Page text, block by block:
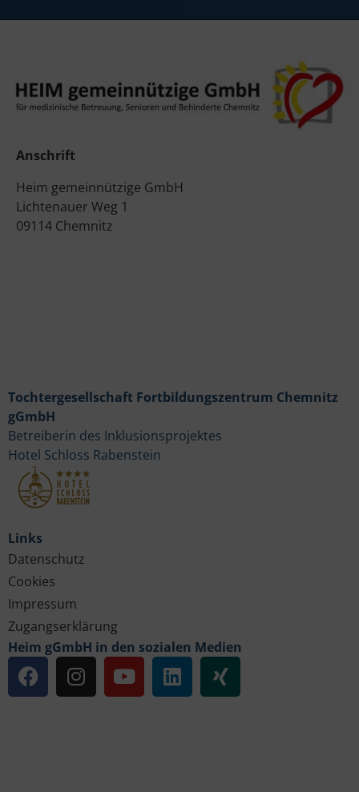
Anschrift
Heim gemeinnützige GmbH
Lichtenauer Weg 1
09114 Chemnitz
Links
Datenschutz
Cookies
Impressum
Zugangserklärung
Heim gGmbH in den sozialen Medien
Tochtergesellschaft Fortbildungszentrum Chemnitz
gGmbH
Betreiberin des Inklusionsprojektes
Hotel Schloss Rabenstein